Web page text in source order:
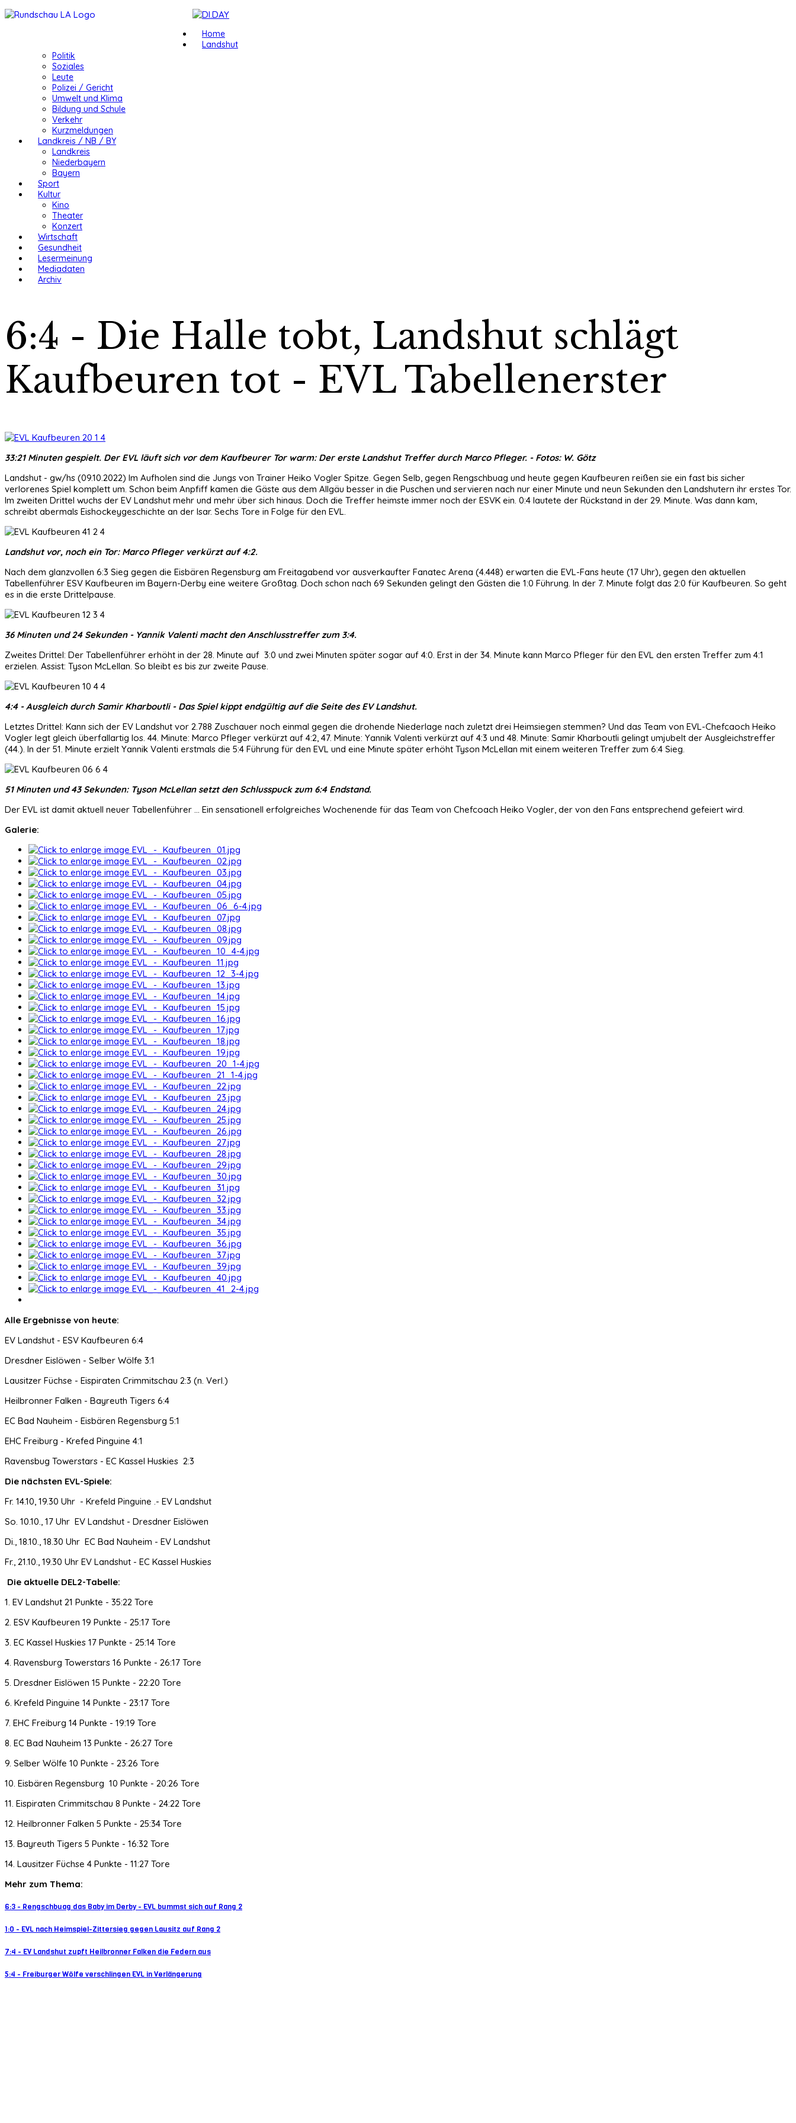
Home
Landshut
Politik
Soziales
Leute
Polizei / Gericht
Umwelt und Klima
Bildung und Schule
Verkehr
Kurzmeldungen
Landkreis / NB / BY
Landkreis
Niederbayern
Bayern
Sport
Kultur
Kino
Theater
Konzert
Wirtschaft
Gesundheit
Lesermeinung
Mediadaten
Archiv
6:4 - Die Halle tobt, Landshut schlägt
Kaufbeuren tot - EVL Tabellenerster
33:21 Minuten gespielt. Der EVL läuft sich vor dem Kaufbeurer Tor warm: Der erste Landshut Treffer durch Marco Pfleger. - Fotos: W. Götz
Landshut - gw/hs (09.10.2022) Im Aufholen sind die Jungs von Trainer Heiko Vogler Spitze. Gegen Selb, gegen Rengschbuag und heute gegen Kaufbeuren reißen sie ein fast bis sicher
verlorenes Spiel komplett um. Schon beim Anpfiff kamen die Gäste aus dem Allgäu besser in die Puschen und servieren nach nur einer Minute und neun Sekunden den Landshutern ihr erstes Tor.
Im zweiten Drittel wuchs der EV Landshut mehr und mehr über sich hinaus. Doch die Treffer heimste immer noch der ESVK ein. 0:4 lautete der Rückstand in der 29. Minute. Was dann kam,
schreibt abermals Eishockeygeschichte an der Isar. Sechs Tore in Folge für den EVL.
Landshut vor, noch ein Tor: Marco Pfleger verkürzt auf 4:2.
Nach dem glanzvollen 6:3 Sieg gegen die Eisbären Regensburg am Freitagabend vor ausverkaufter Fanatec Arena (4.448) erwarten die EVL-Fans heute (17 Uhr), gegen den aktuellen
Tabellenführer ESV Kaufbeuren im Bayern-Derby eine weitere Großtag. Doch schon nach 69 Sekunden gelingt den Gästen die 1:0 Führung. In der 7. Minute folgt das 2:0 für Kaufbeuren. So geht
es in die erste Drittelpause.
36 Minuten und 24 Sekunden - Yannik Valenti macht den Anschlusstreffer zum 3:4.
Zweites Drittel: Der Tabellenführer erhöht in der 28. Minute auf 3:0 und zwei Minuten später sogar auf 4:0. Erst in der 34. Minute kann Marco Pfleger für den EVL den ersten Treffer zum 4:1
erzielen. Assist: Tyson McLellan. So bleibt es bis zur zweite Pause.
4:4 - Ausgleich durch Samir Kharboutli - Das Spiel kippt endgültig auf die Seite des EV Landshut.
Letztes Drittel: Kann sich der EV Landshut vor 2.788 Zuschauer noch einmal gegen die drohende Niederlage nach zuletzt drei Heimsiegen stemmen? Und das Team von EVL-Chefcaoch Heiko
Vogler legt gleich überfallartig los. 44. Minute: Marco Pfleger verkürzt auf 4:2, 47. Minute: Yannik Valenti verkürzt auf 4:3 und 48. Minute: Samir Kharboutli gelingt umjubelt der Ausgleichstreffer
(44.). In der 51. Minute erzielt Yannik Valenti erstmals die 5:4 Führung für den EVL und eine Minute später erhöht Tyson McLellan mit einem weiteren Treffer zum 6:4 Sieg.
51 Minuten und 43 Sekunden: Tyson McLellan setzt den Schlusspuck zum 6:4 Endstand.
Der EVL ist damit aktuell neuer Tabellenführer ... Ein sensationell erfolgreiches Wochenende für das Team von Chefcoach Heiko Vogler, der von den Fans entsprechend gefeiert wird.
Galerie:
Alle Ergebnisse von heute:
EV Landshut - ESV Kaufbeuren 6:4
Dresdner Eislöwen - Selber Wölfe 3:1
Lausitzer Füchse - Eispiraten Crimmitschau 2:3 (n. Verl.)
Heilbronner Falken - Bayreuth Tigers 6:4
EC Bad Nauheim - Eisbären Regensburg 5:1
EHC Freiburg - Krefed Pinguine 4:1
Ravensbug Towerstars - EC Kassel Huskies 2:3
Die nächsten EVL-Spiele:
Fr. 14.10, 19.30 Uhr - Krefeld Pinguine .- EV Landshut
So. 10.10., 17 Uhr EV Landshut - Dresdner Eislöwen
Di., 18.10., 18.30 Uhr EC Bad Nauheim - EV Landshut
Fr., 21.10., 19.30 Uhr EV Landshut - EC Kassel Huskies
Die aktuelle DEL2-Tabelle:
1. EV Landshut 21 Punkte - 35:22 Tore
2. ESV Kaufbeuren 19 Punkte - 25:17 Tore
3. EC Kassel Huskies 17 Punkte - 25:14 Tore
4. Ravensburg Towerstars 16 Punkte - 26:17 Tore
5. Dresdner Eislöwen 15 Punkte - 22:20 Tore
6. Krefeld Pinguine 14 Punkte - 23:17 Tore
7. EHC Freiburg 14 Punkte - 19:19 Tore
8. EC Bad Nauheim 13 Punkte - 26:27 Tore
9. Selber Wölfe 10 Punkte - 23:26 Tore
10. Eisbären Regensburg 10 Punkte - 20:26 Tore
11. Eispiraten Crimmitschau 8 Punkte - 24:22 Tore
12. Heilbronner Falken 5 Punkte - 25:34 Tore
13. Bayreuth Tigers 5 Punkte - 16:32 Tore
14. Lausitzer Füchse 4 Punkte - 11:27 Tore
Mehr zum Thema:
6:3 - Rengschbuag das Baby im Derby - EVL bummst sich auf Rang 2
1:0 - EVL nach Heimspiel-Zittersieg gegen Lausitz auf Rang 2
7:4 - EV Landshut zupft Heilbronner Falken die Federn aus
5:4 - Freiburger Wölfe verschlingen EVL in Verlängerung